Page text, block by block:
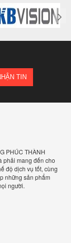
TIN
PHÚC THÀNH
phải mang đến cho
độ dịch vụ tốt, cùng
những sản phẩm
người.